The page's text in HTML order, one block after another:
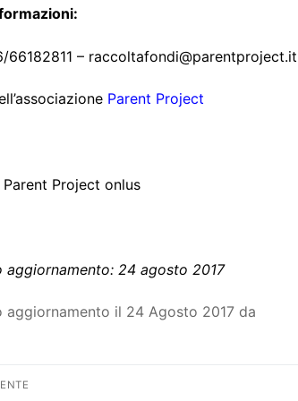
66182811 – raccoltafondi@parentproject.it
Parent Project
Parent Project onlus
aggiornamento: 24 agosto 2017
aggiornamento il 24 Agosto 2017 da